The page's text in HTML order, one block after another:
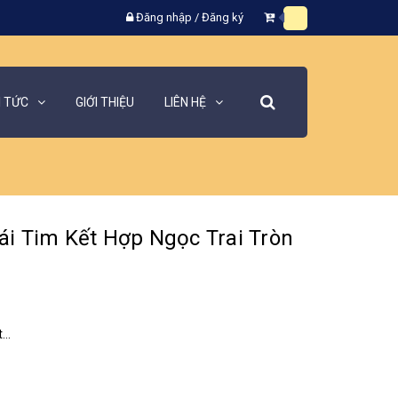
Đăng nhập / Đăng ký
TỨC GIỚI THIỆU LIÊN HỆ
Tim Kết Hợp Ngọc Trai Tròn